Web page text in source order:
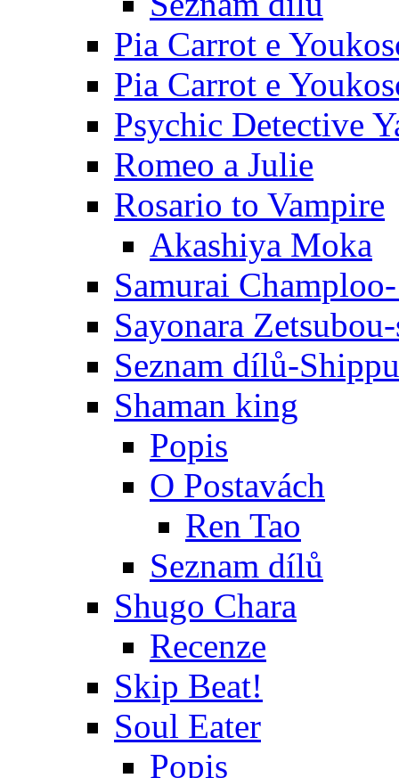
Pia Carrot e
Pia Carrot e
Psychic Detective
Romeo a Julie
Rosario to Vampire
Akashiya Moka
Samurai
Sayonara
Seznam dílů-
Shaman king
Popis
O Postavách
Ren Tao
Seznam dílů
Shugo Chara
Recenze
Skip Beat!
Soul Eater
Popis